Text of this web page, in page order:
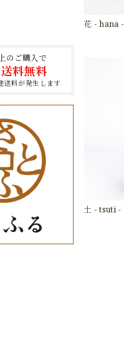
のご購入で
料無料
料が発生します
花 - hana -
土 - tsuti -